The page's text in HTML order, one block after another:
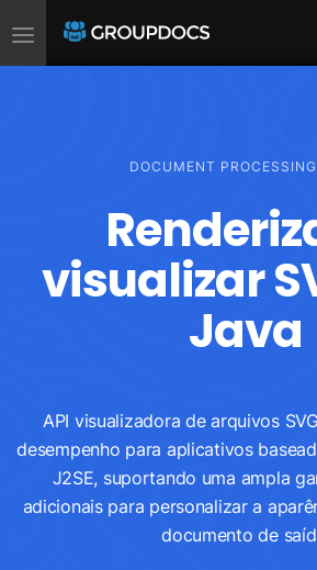
Toggle
navigation
DOCUMENT
visualizar
Java
API visualizadora de arquivos
desempenho para aplicativos
J2SE, suportando uma ampla
adicionais para personalizar a
documento de